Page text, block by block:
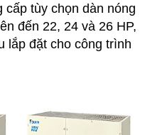
tùy chọn dàn nóng
đến 22, 24 và 26 HP,
lắp đặt cho công trình